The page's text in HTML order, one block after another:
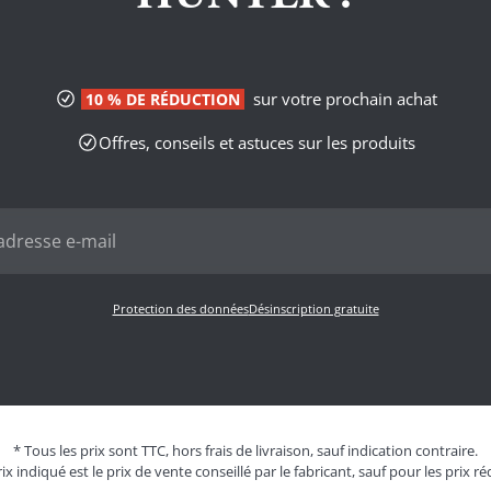
10 % DE RÉDUCTION
sur votre prochain achat
Offres, conseils et astuces sur les produits
Protection des donnéesDésinscription gratuite
* Tous les prix sont TTC, hors frais de livraison, sauf indication contraire.
indiqué est le prix de vente conseillé par le fabricant, sauf pour les prix